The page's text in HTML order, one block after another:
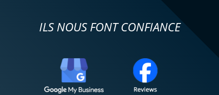
ILS NOUS FONT CONFIANCE